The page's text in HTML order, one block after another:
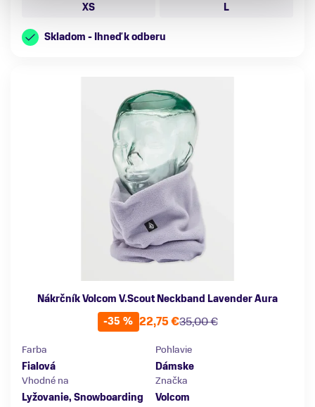
XS
L
Skladom - Ihneď k odberu
Nákrčník Volcom V.Scout Neckband Lavender Aura
-35 %
35,00 €
22,75 €
Farba
Fialová
Pohlavie
Dámske
Vhodné na
Lyžovanie, Snowboarding
Značka
Volcom